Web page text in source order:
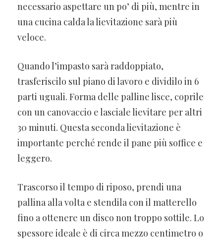
necessario aspettare un po’ di più, mentre in
una cucina calda la lievitazione sarà più
veloce.
Quando l’impasto sarà raddoppiato,
trasferiscilo sul piano di lavoro e dividilo in 6
parti uguali. Forma delle palline lisce, coprile
con un canovaccio e lasciale lievitare per altri
30 minuti. Questa seconda lievitazione è
importante perché rende il pane più soffice e
leggero.
Trascorso il tempo di riposo, prendi una
pallina alla volta e stendila con il matterello
fino a ottenere un disco non troppo sottile. Lo
spessore ideale è di circa mezzo centimetro o